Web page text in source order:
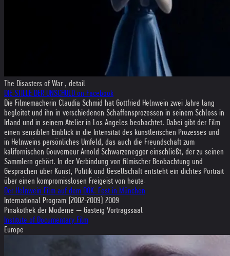
The Disasters of War , detail
DIE STILLE DER UNSCHULD on Facebook
Die Filmemacherin Claudia Schmid hat Gottfried Helnwein zwei Jahre lang
begleitet und ihn in verschiedenen Schaffensprozessen in seinem Schloss in
Irland und in seinem Atelier in Los Angeles beobachtet. Dabei gibt der Film
einen sensiblen Einblick in die Intensität des künstlerischen Prozesses und
in Helnweins persönliches Umfeld, das auch die Freundschaft zum
kalifornischen Gouverneur Arnold Schwarzenegger einschließt, der zu seinen
Sammlern gehört. In der Verbindung von filmischer Beobachtung und
Gesprächen über Kunst, Politik und Gesellschaft entsteht ein dichtes Portrait
über einen kompromisslosen Freigeist von heute.
Der Helnwein Film auf dem DOK. Fest in München
International Program (2002-2009) 2009
Pinakothek der Moderne — Gasteig Vortragssaal
Institute of Documentary Film
Europe